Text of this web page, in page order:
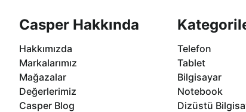
Casper Hakkında
Hakkımızda
Markalarımız
Mağazalar
Değerlerimiz
Casper Blog
Telefon
Tablet
Bilgisayar
Notebook
Dizüstü